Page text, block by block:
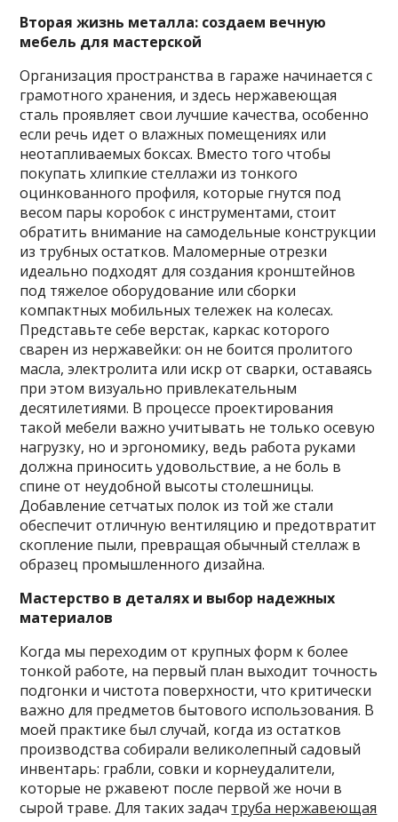
Вторая жизнь металла: создаем вечную
мебель для мастерской
Организация пространства в гараже начинается с
грамотного хранения, и здесь нержавеющая
сталь проявляет свои лучшие качества, особенно
если речь идет о влажных помещениях или
неотапливаемых боксах. Вместо того чтобы
покупать хлипкие стеллажи из тонкого
оцинкованного профиля, которые гнутся под
весом пары коробок с инструментами, стоит
обратить внимание на самодельные конструкции
из трубных остатков. Маломерные отрезки
идеально подходят для создания кронштейнов
под тяжелое оборудование или сборки
компактных мобильных тележек на колесах.
Представьте себе верстак, каркас которого
сварен из нержавейки: он не боится пролитого
масла, электролита или искр от сварки, оставаясь
при этом визуально привлекательным
десятилетиями. В процессе проектирования
такой мебели важно учитывать не только осевую
нагрузку, но и эргономику, ведь работа руками
должна приносить удовольствие, а не боль в
спине от неудобной высоты столешницы.
Добавление сетчатых полок из той же стали
обеспечит отличную вентиляцию и предотвратит
скопление пыли, превращая обычный стеллаж в
образец промышленного дизайна.
Мастерство в деталях и выбор надежных
материалов
Когда мы переходим от крупных форм к более
тонкой работе, на первый план выходит точность
подгонки и чистота поверхности, что критически
важно для предметов бытового использования. В
моей практике был случай, когда из остатков
производства собирали великолепный садовый
инвентарь: грабли, совки и корнеудалители,
которые не ржавеют после первой же ночи в
сырой траве. Для таких задач труба нержавеющая